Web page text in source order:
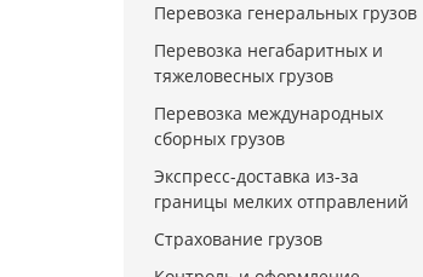
Перевозка генеральных грузов
Перевозка негабаритных и
тяжеловесных грузов
Перевозка международных
сборных грузов
Экспресс-доставка из-за
границы мелких отправлений
Страхование грузов